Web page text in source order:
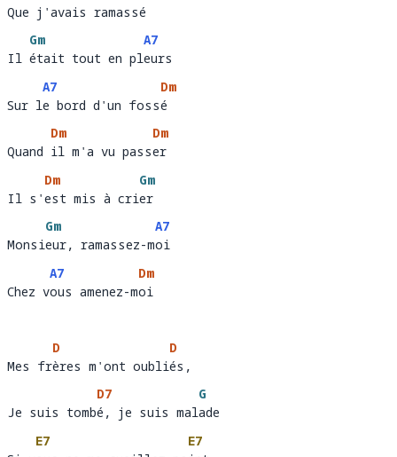
Que j' avais ramassé
Que j'avais ramassé
Il
Gm
était tout en pl
A7
eu
Il était tout en pleurs
Sur l
A7
e bord d'un foss
Dm
é
Sur le bord d'un fossé
Quand
Dm
il m'a vu pass
Dm
er
Quand il m'a vu passer
Il s'
Dm
est mis à cri
Gm
er
Il s'est mis à crier
Monsi
Gm
eur, ramassez-m
A7
oi
Monsieur, ramassez-moi
Chez v
A7
ous amenez-m
Dm
oi
Chez vous amenez-moi
Mes fr
D
ères m'ont oubli
D
és
Mes frères m'ont oubliés,
Je suis tomb
D7
é, je suis mal
G
ad
Je suis tombé, je suis malade
E7
E7